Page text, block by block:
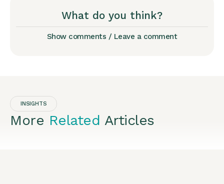
What do you think?
Show comments / Leave a comment
INSIGHTS
More Related Articles